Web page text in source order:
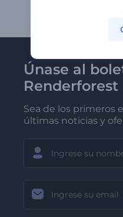
Únase al
Renderforest
Sea de los primeros
últimas noticias y